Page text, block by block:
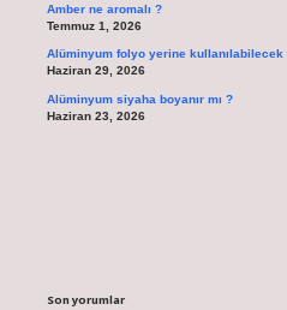
Amber ne aromalı ?
Temmuz 1, 2026
Alüminyum folyo yerine
Haziran 29, 2026
Alüminyum siyaha boyanır mı ?
Haziran 23, 2026
Son yorumlar